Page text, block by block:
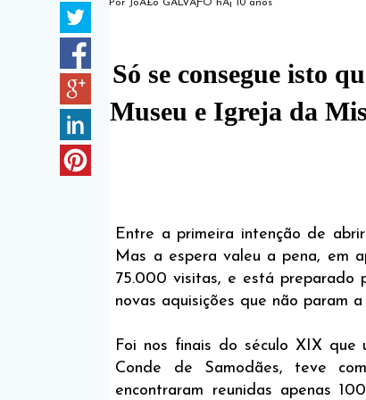
Por JoÁ£o GALVÁƑO hÁ¡ 10 anos
Só se consegue isto
Museu e Igreja da
Entre a primeira intenção de
Mas a espera valeu a pena, em
75.000 visitas, e está preparado
novas aquisições que não param
Foi nos finais do século XIX que
Conde de Samodães, teve
encontraram reunidas apenas